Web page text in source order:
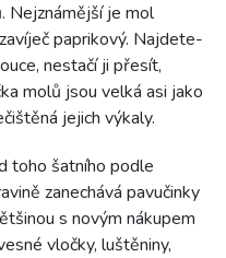
Nejznámější je mol
paprikový. Najdete-
nestačí ji přesít,
molů jsou velká asi jako
jejich výkaly.
toho šatního podle
zanechává pavučinky
s novým nákupem
vločky, luštěniny,